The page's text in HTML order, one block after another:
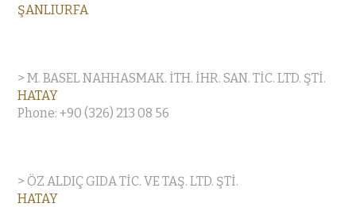
ŞANLIURFA
> M. BASEL NAHHASMAK. İTH. İHR. SAN. TİC. LTD. ŞTİ.
HATAY
Phone: +90 (326) 213 08 56
> ÖZ ALDIÇ GIDA TİC. VE TAŞ. LTD. ŞTİ.
HATAY